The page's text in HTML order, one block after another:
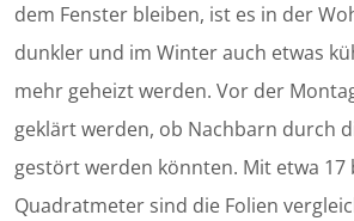
dem Fenster bleiben, ist es in der
dunkler und im Winter auch etwas
mehr geheizt werden. Vor der
geklärt werden, ob Nachbarn durch
gestört werden könnten. Mit etwa 17
Quadrat­meter sind die Folien